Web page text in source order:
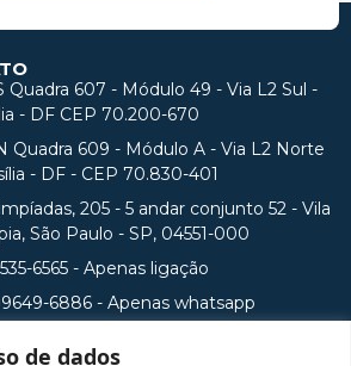
de dados
Quadra 607 - Módulo 49 - Via L2 Sul -
- DF CEP 70.200-670
Quadra 609 - Módulo A - Via L2 Norte
- DF - CEP 70.830-401
205 - 5 andar conjunto 52 - Vila
São Paulo - SP, 04551-000
6565 - Apenas ligação
6886 - Apenas whatsapp